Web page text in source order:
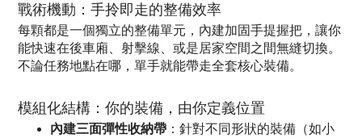
戰術機動：手拎即走的整備效率
每顆都是一個獨立的整備單元， 內建加固手提握把， 讓你
能快速在後車廂、射擊線、或是居家空間之間無縫切換。
不論任務地點在哪，單手就能帶走全套核心裝備。
模組化結構：你的裝備，由你定義位置
內建三面彈性收納帶 ： 針對不同形狀的裝備（如小